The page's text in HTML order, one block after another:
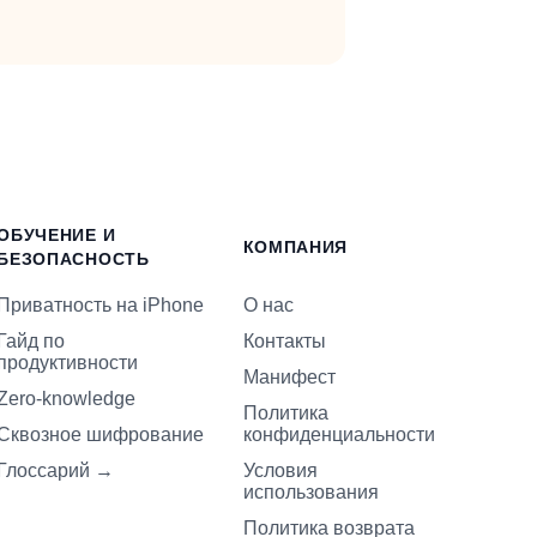
И
Приватность на iPhone
Гайд по
knowledge
шифрование
Глоссарий →
КОМПАНИЯ
О нас
Контакты
Манифест
Политика
конфиденциальности
Условия
использования
Политика возврата